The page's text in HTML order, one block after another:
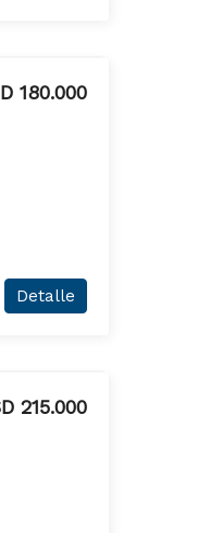
180.000
Detalle
215.000